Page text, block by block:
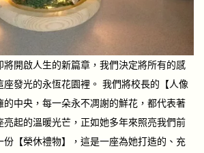
將開啟人生的新篇章，我們決定將所有的感
發光的永恆花園裡。 我們將校長的【人像
的中央，每一朵永不凋謝的鮮花，都代表著
起的溫暖光芒，正如她多年來照亮我們前
【榮休禮物】，這是一座為她打造的、充